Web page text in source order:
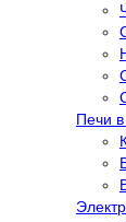
Печи